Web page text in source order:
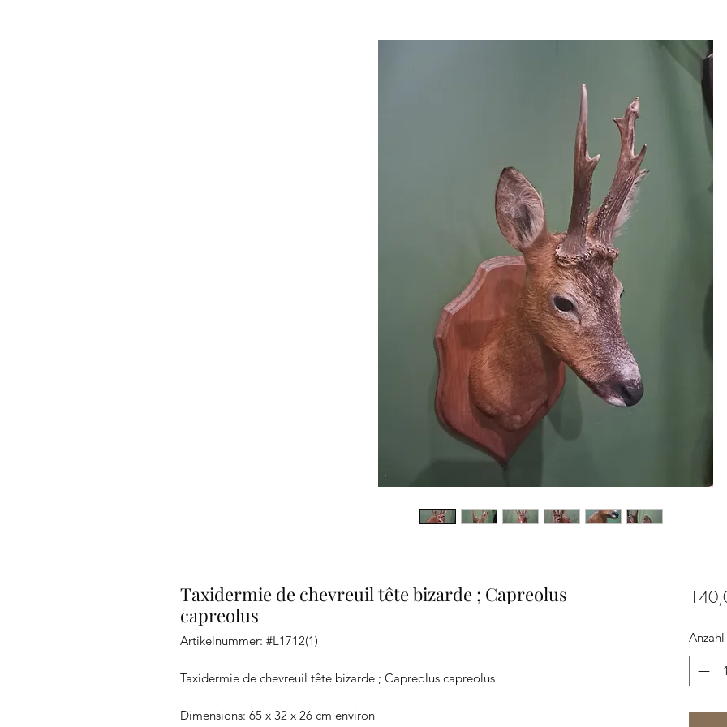
Taxidermie de chevreuil tête bizarde ; Capreolus
capreolus
Artikelnummer: #L1712(1)
Taxidermie de chevreuil tête bizarde ; Capreolus capreolus
Dimensions: 65 x 32 x 26 cm environ
Anzahl